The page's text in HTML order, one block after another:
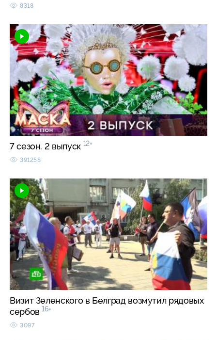
8318
7 сезон. 2 выпуск 12+
391258
Визит Зеленского в Белград возмутил рядовых
сербов 16+
3097